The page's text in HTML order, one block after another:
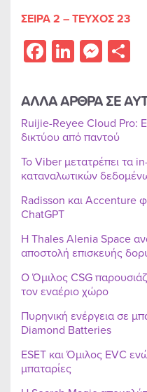
ΣΕΙΡΑ 2 – ΤΕΥΧΟΣ 23
Facebook
LinkedIn
ΑΛΛΑ ΑΡΘΡΑ ΣΕ
Ruijie-Reyee Cloud Pro:
δικτύου από παντού
Το Viber μετατρέπει τα
καταναλωτικών
Radisson και Accenture
ChatGPT
Η Thales Alenia Space
αποστολή επισκευής
Ο Όμιλος CSG
τον εναέριο χώρο
Πυρηνική ενέργεια σε
Diamond Batteries
ESET και Όμιλος EVC
μπαταρίες